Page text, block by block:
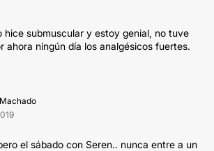
hice submuscular y estoy genial, no tuve
ahora ningún día los analgésicos fuertes.
el sábado con Seren.. nunca entre a un